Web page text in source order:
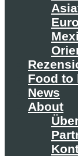
Food to
News
About